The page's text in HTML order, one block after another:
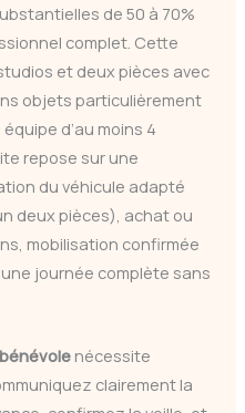
de 50 à 70%
complet. Cette
et deux pièces avec
objets particulièrement
d’au moins 4
repose sur une
du véhicule adapté
deux pièces), achat ou
mobilisation confirmée
journée complète sans
nécessite
clairement la